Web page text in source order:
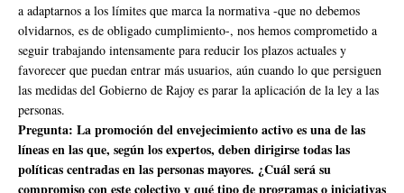
a adaptarnos a los límites que marca la normativa -que no debemos
olvidarnos, es de obligado cumplimiento-, nos hemos comprometido a
seguir trabajando intensamente para reducir los plazos actuales y
favorecer que puedan entrar más usuarios, aún cuando lo que persiguen
las medidas del Gobierno de Rajoy es parar la aplicación de la ley a las
personas.
Pregunta: La promoción del envejecimiento activo es una de las
líneas en las que, según los expertos, deben dirigirse todas las
políticas centradas en las personas mayores. ¿Cuál será su
compromiso con este colectivo y qué tipo de programas o iniciativas